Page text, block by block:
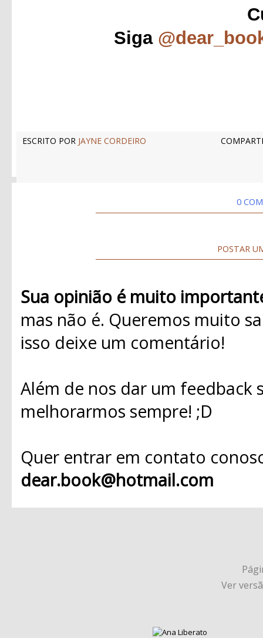
Siga
ESCRITO POR JAYNE CORDEIRO
0
POSTAR
Sua opinião é muito
mas não é. Queremos muito
isso deixe um comentário!
Além de nos dar um
melhorarmos sempre! ;D
Quer entrar em contato
dear.book@hotmail.com
Ver